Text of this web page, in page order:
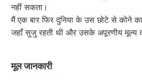
नहीं सकता।
मैं एक बार फिर दुनिया के उस छोटे से कोने
जहाँ सुजु रहती थी और उसके अपूरणीय मूल्य
मूल जानकारी